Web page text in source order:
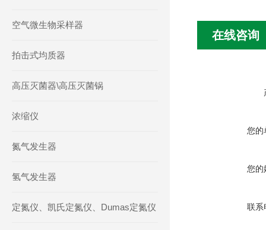
空气微生物采样器
拍击式均质器
高压灭菌器\高压灭菌锅
浓缩仪
氮气发生器
氢气发生器
定氮仪、凯氏定氮仪、Dumas定氮仪
在线咨询
您的
您的
联系